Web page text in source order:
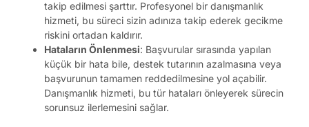
takip edilmesi şarttır. Profesyonel bir danışmanlık
hizmeti, bu süreci sizin adınıza takip ederek gecikme
riskini ortadan kaldırır.
Hataların Önlenmesi: Başvurular sırasında yapılan
küçük bir hata bile, destek tutarının azalmasına veya
başvurunun tamamen reddedilmesine yol açabilir.
Danışmanlık hizmeti, bu tür hataları önleyerek sürecin
sorunsuz ilerlemesini sağlar.